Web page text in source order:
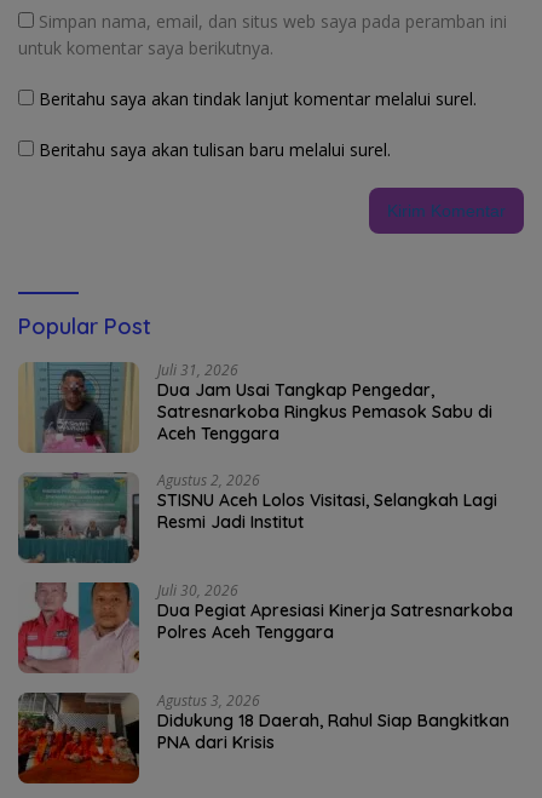
Simpan nama, email, dan situs web saya pada peramban ini
untuk komentar saya berikutnya.
Beritahu saya akan tindak lanjut komentar melalui surel.
Beritahu saya akan tulisan baru melalui surel.
Popular Post
Juli 31, 2026
Dua Jam Usai Tangkap Pengedar,
Satresnarkoba Ringkus Pemasok Sabu di
Aceh Tenggara
Agustus 2, 2026
STISNU Aceh Lolos Visitasi, Selangkah Lagi
Resmi Jadi Institut
Juli 30, 2026
Dua Pegiat Apresiasi Kinerja Satresnarkoba
Polres Aceh Tenggara
Agustus 3, 2026
Didukung 18 Daerah, Rahul Siap Bangkitkan
PNA dari Krisis